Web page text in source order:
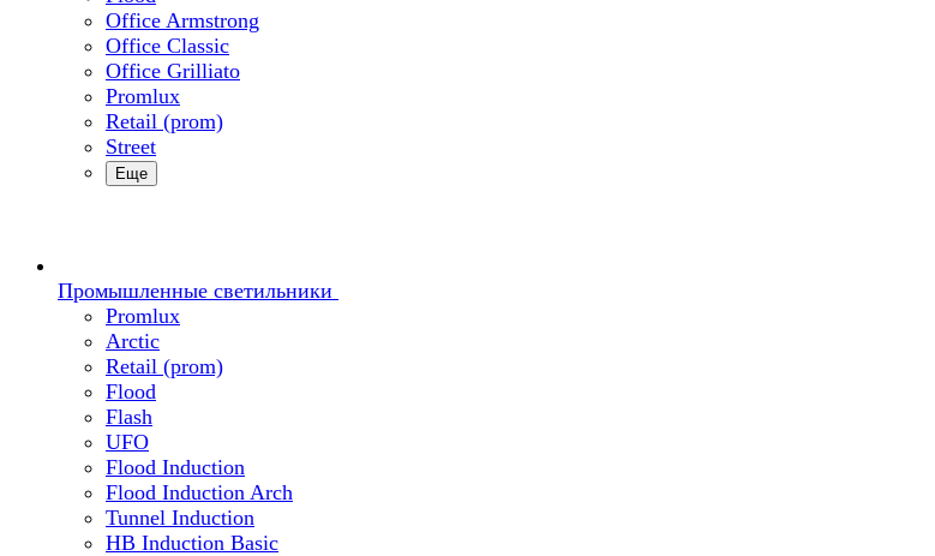
Office Armstrong
Office Classic
Office Grilliato
Promlux
Retail (prom)
Street
Еще
Промышленные светильники
Promlux
Arctic
Retail (prom)
Flood
Flash
UFO
Flood Induction
Flood Induction Arch
Tunnel Induction
HB Induction Basic